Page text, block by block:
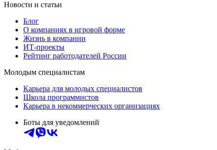
Новости и статьи
Блог
О компаниях в игровой форме
Жизнь в компании
ИТ-проекты
Рейтинг работодателей России
Молодым специалистам
Карьера для молодых специалистов
Школа программистов
Карьера в некоммерческих организациях
Боты для уведомлений